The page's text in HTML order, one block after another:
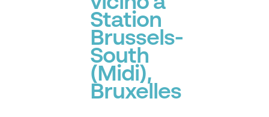
Station
Brussels-
South
(Midi),
Bruxelles